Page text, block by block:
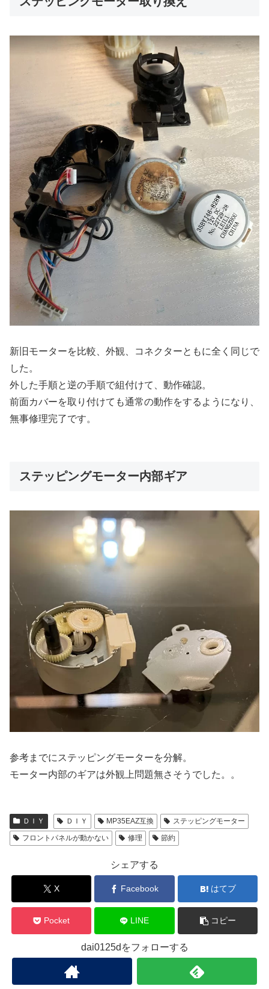
新旧モーターを比較、外観、コネクターともに全く同じで
した。
外した手順と逆の手順で組付けて、動作確認。
前面カバーを取り付けても通常の動作をするようになり、
無事修理完了です。
ステッピングモーター内部ギア
参考までにステッピングモーターを分解。
モーター内部のギアは外観上問題無さそうでした。。
ＤＩＹ ＤＩＹ MP35EAZ互換
ステッピングモーター
フロントパネルが動かない
修理 節約
シェアする
X Facebook はてブ
Pocket LINE コピー
dai0125dをフォローする